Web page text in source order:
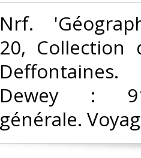
‎Nrf.
20, Collection
Deffontaines.
Dewey :
générale.